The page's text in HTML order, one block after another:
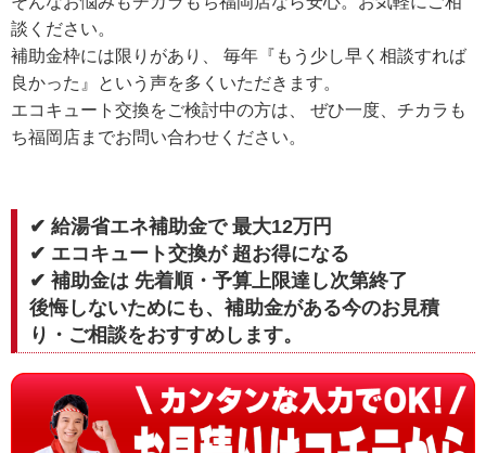
談ください。
補助金枠には限りがあり、 毎年『もう少し早く相談すれば
良かった』という声を多くいただきます。
エコキュート交換をご検討中の方は、 ぜひ一度、チカラも
ち福岡店までお問い合わせください。
✔ 給湯省エネ補助金で 最大12万円
✔ エコキュート交換が 超お得になる
✔ 補助金は 先着順・予算上限達し次第終了
後悔しないためにも、補助金がある今のお見積
り・ご相談をおすすめします。